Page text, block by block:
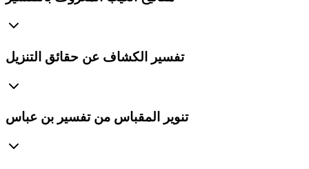
تفسير الكشاف عن حقائق التنزيل
تنوير المقباس من تفسير بن عباس